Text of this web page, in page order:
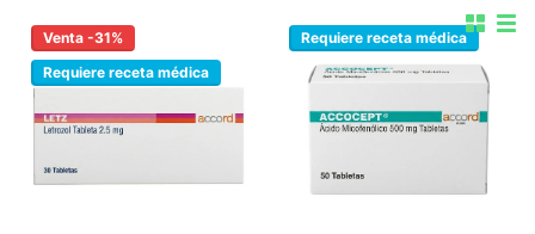
Venta -31%
Requiere receta médica
Requiere receta médica